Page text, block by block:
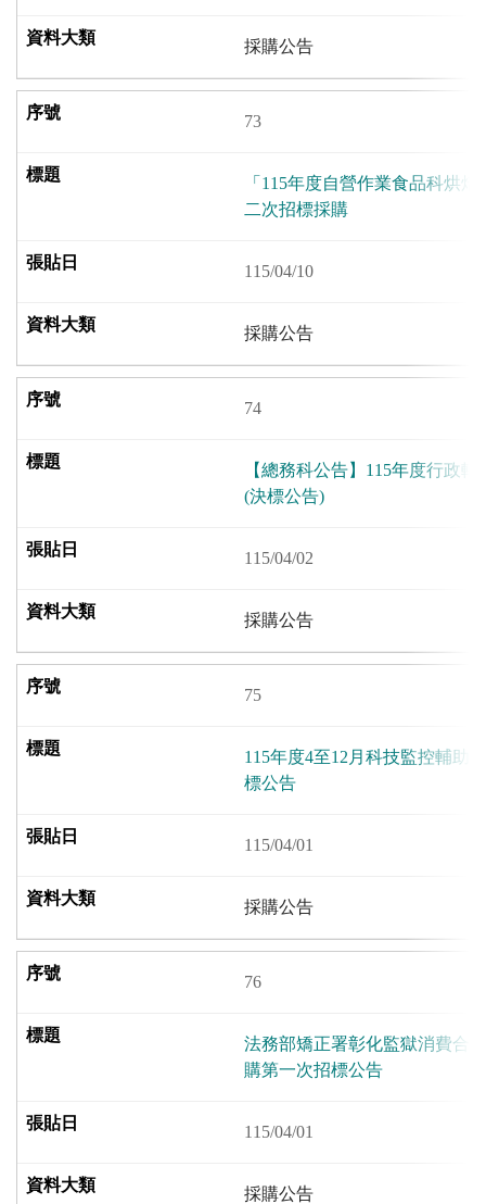
採購公告
73
「115年度自營作業食品科烘
二次招標採購
115/04/10
採購公告
74
【總務科公告】115年度行政
(決標公告)
115/04/02
採購公告
75
115年度4至12月科技監控輔助
標公告
115/04/01
採購公告
76
法務部矯正署彰化監獄消費合
購第一次招標公告
115/04/01
採購公告